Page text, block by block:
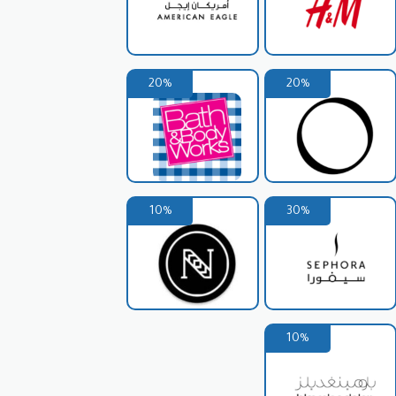
.
مخازن الاثاث.
20%
20%
30%
10%
10%